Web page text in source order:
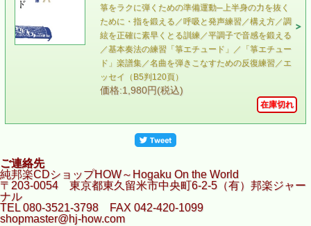
箏をラクに弾くための準備運動─上半身の力を抜く
ために・指を鍛える／呼吸と発声練習／構え方／調
絃を正確に素早くとる訓練／平調子で音感を鍛える
／基本奏法の練習「箏エチュード」／「箏エチュー
ド」楽譜集／名曲を弾きこなすための反復練習／エ
ッセイ（B5判120頁）
価格:1,980円(税込)
在庫切れ
ご連絡先
純邦楽CDショップHOW～Hogaku On the World
〒203-0054 東京都東久留米市中央町6-2-5（有）邦楽ジャー
ナル
TEL 080-3521-3798 FAX 042-420-1099
shopmaster@hj-how.com